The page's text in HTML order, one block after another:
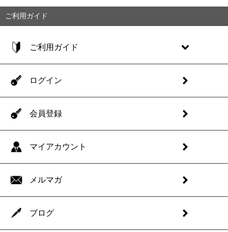
ご利用ガイド
ご利用ガイド
ログイン
会員登録
マイアカウント
メルマガ
ブログ